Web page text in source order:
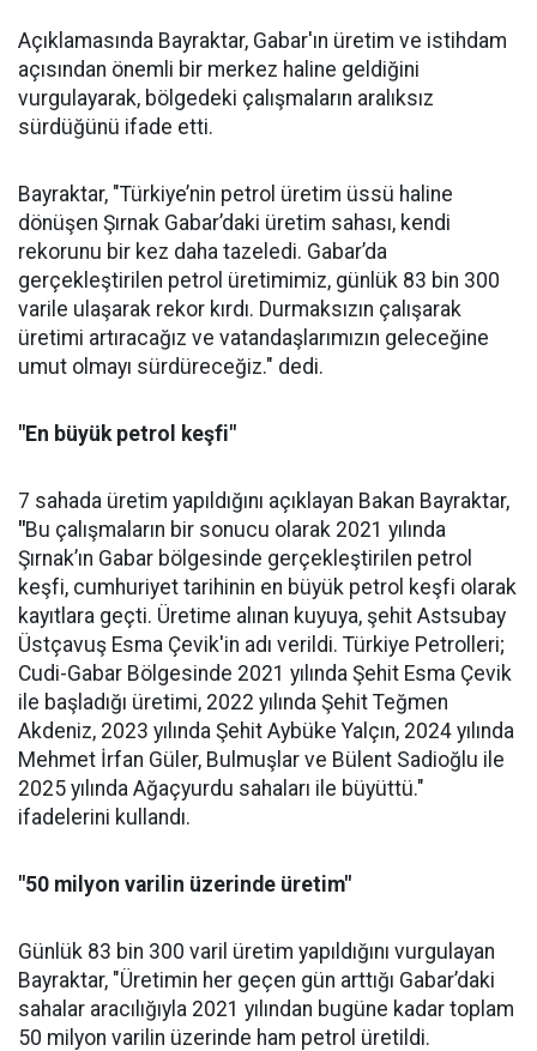
Açıklamasında Bayraktar, Gabar'ın üretim ve istihdam
açısından önemli bir merkez haline geldiğini
vurgulayarak, bölgedeki çalışmaların aralıksız
sürdüğünü ifade etti.
Bayraktar, "Türkiye’nin petrol üretim üssü haline
dönüşen Şırnak Gabar’daki üretim sahası, kendi
rekorunu bir kez daha tazeledi. Gabar’da
gerçekleştirilen petrol üretimimiz, günlük 83 bin 300
varile ulaşarak rekor kırdı. Durmaksızın çalışarak
üretimi artıracağız ve vatandaşlarımızın geleceğine
umut olmayı sürdüreceğiz." dedi.
"En büyük petrol keşfi"
7 sahada üretim yapıldığını açıklayan Bakan Bayraktar,
"Bu çalışmaların bir sonucu olarak 2021 yılında
Şırnak’ın Gabar bölgesinde gerçekleştirilen petrol
keşfi, cumhuriyet tarihinin en büyük petrol keşfi olarak
kayıtlara geçti. Üretime alınan kuyuya, şehit Astsubay
Üstçavuş Esma Çevik'in adı verildi. Türkiye Petrolleri;
Cudi-Gabar Bölgesinde 2021 yılında Şehit Esma Çevik
ile başladığı üretimi, 2022 yılında Şehit Teğmen
Akdeniz, 2023 yılında Şehit Aybüke Yalçın, 2024 yılında
Mehmet İrfan Güler, Bulmuşlar ve Bülent Sadioğlu ile
2025 yılında Ağaçyurdu sahaları ile büyüttü."
ifadelerini kullandı.
"50 milyon varilin üzerinde üretim"
Günlük 83 bin 300 varil üretim yapıldığını vurgulayan
Bayraktar, "Üretimin her geçen gün arttığı Gabar’daki
sahalar aracılığıyla 2021 yılından bugüne kadar toplam
50 milyon varilin üzerinde ham petrol üretildi.